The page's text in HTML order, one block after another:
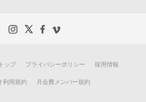
ップ プライバシーポリシー 採用情報
利用規約 月会費メンバー規約